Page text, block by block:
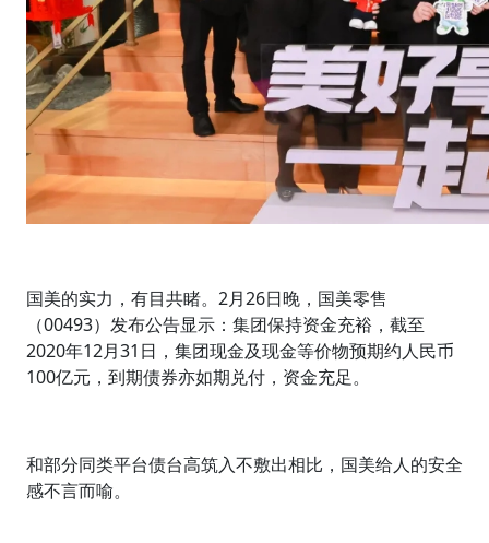
国美的实力，有目共睹。2月26日晚，国美零售
（00493）发布公告显示：集团保持资金充裕，截至
2020年12月31日，集团现金及现金等价物预期约人民币
100亿元，到期债券亦如期兑付，资金充足。
和部分同类平台债台高筑入不敷出相比，国美给人的安全
感不言而喻。